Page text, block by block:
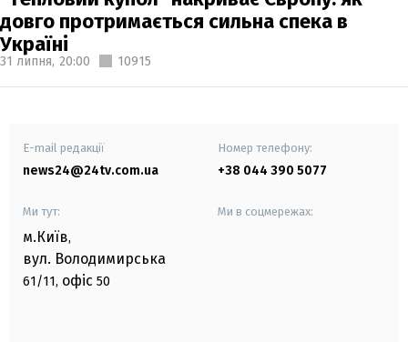
довго протримається сильна спека в
Україні
31 липня, 20:00 10915
E-mail редакції
news24@24tv.com.ua
Номер телефону:
+38 044 390 5077
Ми тут:
м.Київ,
вул. Володимирська
61/11, офіс 50
Ми в соцмережах: